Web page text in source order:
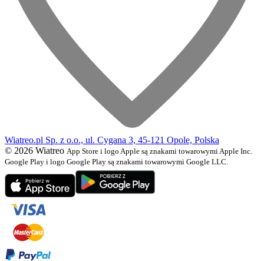
Wiatreo.pl Sp. z o.o., ul. Cygana 3, 45-121 Opole, Polska
© 2026 Wiatreo App Store i logo Apple są znakami towarowymi Apple Inc.
Google Play i logo Google Play są znakami towarowymi Google LLC.